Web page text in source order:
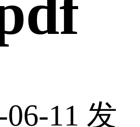
06-11 发